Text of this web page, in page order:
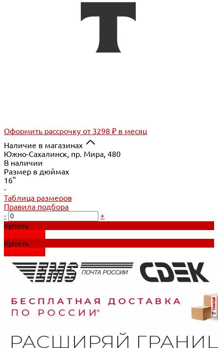
Оформить рассрочку от 3298 ₽ в месяц
Наличие в магазинах
Южно-Сахалинск, пр. Мира, 480
В наличии
Размер в дюймах
16"
-
Таблица размеров
Правила подбора
-
+
Купить
Добавлено
Купить
Добавлено